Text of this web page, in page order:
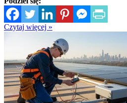
Czytaj więcej »